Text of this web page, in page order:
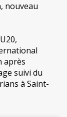
nouveau
après
suivi du
à Saint-